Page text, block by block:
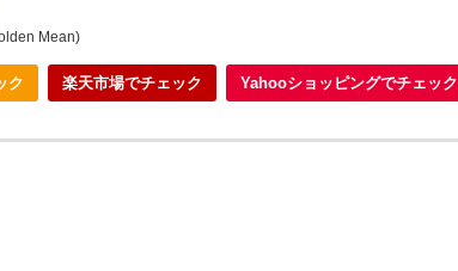
Mean)
ク 楽天市場でチェック Yahooショッピングでチェック